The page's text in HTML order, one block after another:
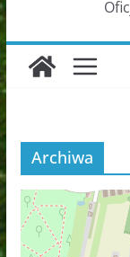
Archiwa